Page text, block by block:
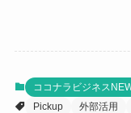
ココナラビジネス
Pickup
外部活用